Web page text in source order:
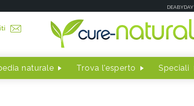
DEABYDAY
naturale Trova l'esperto Speciali